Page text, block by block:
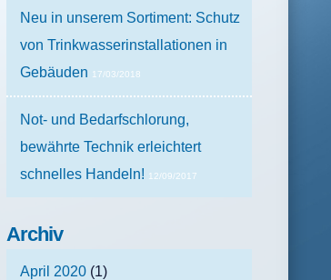
Neu in unserem Sortiment: Schutz
von Trinkwasserinstallationen in
Gebäuden 17/03/2018
Not- und Bedarfschlorung,
bewährte Technik erleichtert
schnelles Handeln! 12/09/2017
Archiv
April 2020 (1)